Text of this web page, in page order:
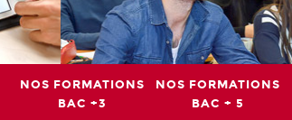
NOS FORMATIONS
BAC +3
NOS FORMATIONS
BAC + 5